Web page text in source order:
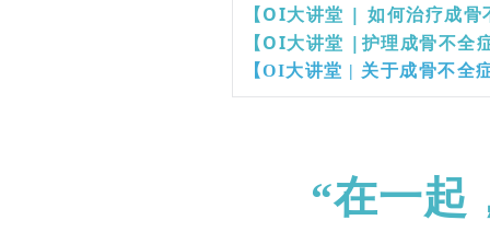
【OI大讲堂 | 如何治疗成骨
【OI大讲堂 |护理成骨不全
【OI大讲堂 | 关于成骨不全
“在一起